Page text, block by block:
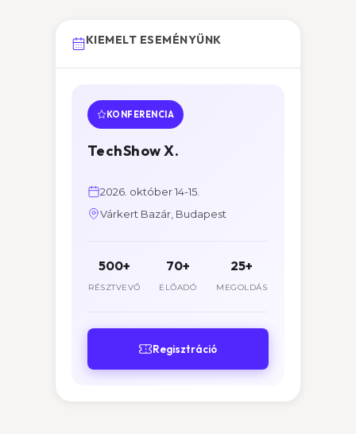
KIEMELT ESEMÉNYÜNK
KONFERENCIA
TechShow X.
2026. október 14-15.
Várkert Bazár, Budapest
500+
RÉSZTVEVŐ
70+
ELŐADÓ
25+
MEGOLDÁS
Regisztráció